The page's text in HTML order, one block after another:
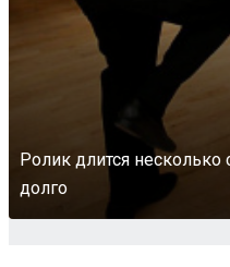
Ролик длится несколько
долго